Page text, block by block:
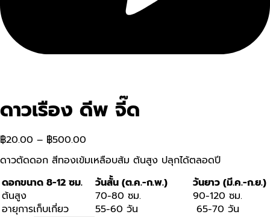
ดาวเรือง ดีพ จี๊ด
฿20.00 – ฿500.00
ดาวตัดดอก สีทองเข้มเหลือบส้ม ต้นสูง ปลุกได้ตลอดปี
ดอกขนาด 8-12 ซม.
วันสั้น (ต.ค.-ก.พ.)
วันยาว (มี.ค.-ก.ย.)
ต้นสูง
70-80 ซม.
90-120 ซม.
อายุการเก็บเกี่ยว
55-60 วัน
65-70 วัน